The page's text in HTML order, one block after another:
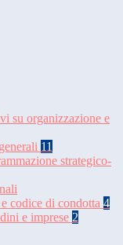
su organizzazione e
11
strategico-
codice di condotta 4
e imprese 2